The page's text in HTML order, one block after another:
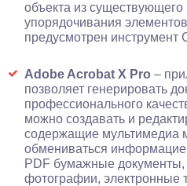
объекта из
упорядочивания
предусмотрен инструмент
Adobe Acrobat X Pro –
позволяет генерировать
профессионального
можно создавать и
содержащие мультимедиа
обмениваться
PDF бумажные документы,
фотографии, электронные